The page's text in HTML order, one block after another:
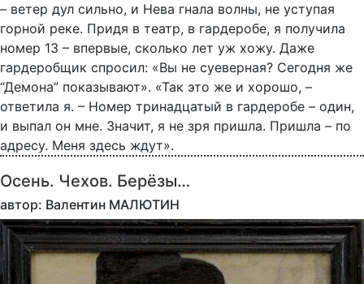
– ветер дул сильно, и Нева гнала волны, не уступая
горной реке. Придя в театр, в гардеробе, я получила
номер 13 – впервые, сколько лет уж хожу. Даже
гардеробщик спросил: «Вы не суеверная? Сегодня же
“Демона” показывают». «Так это же и хорошо, –
ответила я. – Номер тринадцатый в гардеробе – один,
и выпал он мне. Значит, я не зря пришла. Пришла – по
адресу. Меня здесь ждут».
Осень. Чехов. Берёзы…
автор: Валентин МАЛЮТИН